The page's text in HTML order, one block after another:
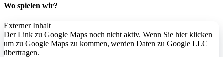
Wo spielen wir?
Externer Inhalt
Der Link zu Google Maps noch nicht aktiv. Wenn Sie hier klicken
um zu Google Maps zu kommen, werden Daten zu Google LLC
übertragen.